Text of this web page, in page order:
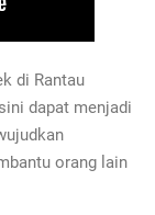
di Rantau
dapat menjadi
orang lain